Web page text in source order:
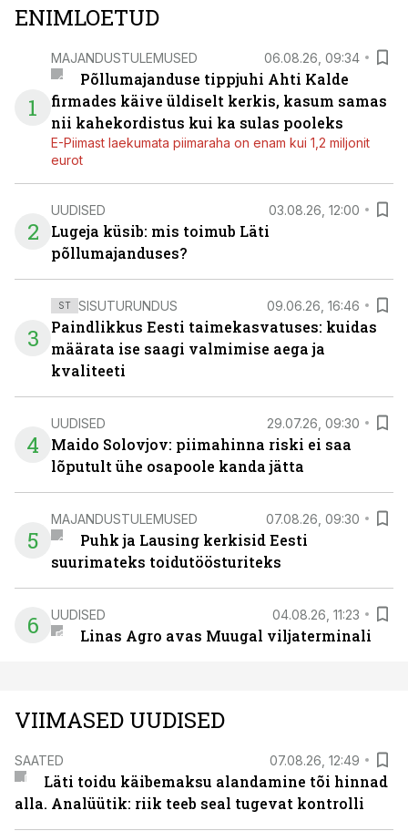
ENIMLOETUD
1
MAJANDUSTULEMUSED 06.08.26, 09:34
Põllumajanduse tippjuhi Ahti Kalde
firmades käive üldiselt kerkis, kasum samas
nii kahekordistus kui ka sulas pooleks
E-Piimast laekumata piimaraha on enam kui 1,2 miljonit
eurot
2
UUDISED 03.08.26, 12:00
Lugeja küsib: mis toimub Läti
põllumajanduses?
3
ST SISUTURUNDUS 09.06.26, 16:46
Paindlikkus Eesti taimekasvatuses: kuidas
määrata ise saagi valmimise aega ja
kvaliteeti
4
UUDISED 29.07.26, 09:30
Maido Solovjov: piimahinna riski ei saa
lõputult ühe osapoole kanda jätta
5
MAJANDUSTULEMUSED 07.08.26, 09:30
Puhk ja Lausing kerkisid Eesti
suurimateks toidutöösturiteks
6 UUDISED 04.08.26, 11:23
Linas Agro avas Muugal viljaterminali
VIIMASED UUDISED
SAATED 07.08.26, 12:49
Läti toidu käibemaksu alandamine tõi hinnad
alla. Analüütik: riik teeb seal tugevat kontrolli